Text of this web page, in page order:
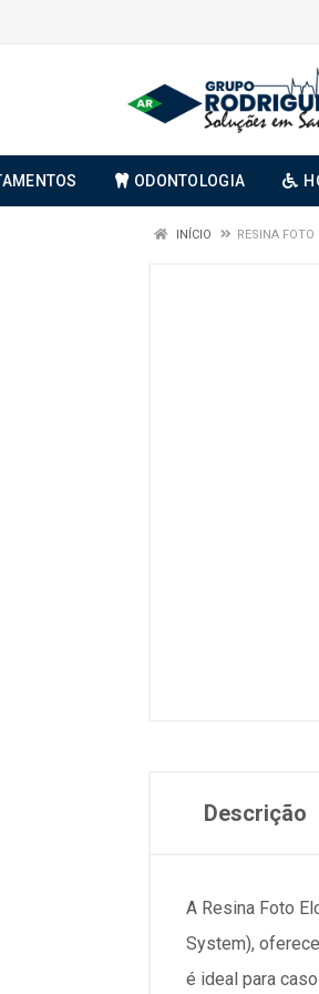
ODONTOLOGIA
INÍCIO RESINA
Descrição
A Resina Foto
System),
é ideal para